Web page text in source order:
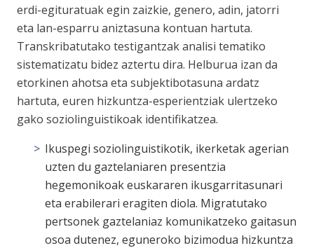
erdi-egituratuak egin zaizkie, genero, adin, jatorri
eta lan-esparru aniztasuna kontuan hartuta.
Transkribatutako testigantzak analisi tematiko
sistematizatu bidez aztertu dira. Helburua izan da
etorkinen ahotsa eta subjektibotasuna ardatz
hartuta, euren hizkuntza-esperientziak ulertzeko
gako soziolinguistikoak identifikatzea.
Ikuspegi soziolinguistikotik, ikerketak agerian
uzten du gaztelaniaren presentzia
hegemonikoak euskararen ikusgarritasunari
eta erabilerari eragiten diola. Migratutako
pertsonek gaztelaniaz komunikatzeko gaitasun
osoa dutenez, eguneroko bizimodua hizkuntza